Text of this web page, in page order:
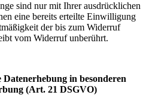
sind nur mit Ihrer ausdrücklichen
eine bereits erteilte Einwilligung
der bis zum Widerruf
vom Widerruf unberührt.
in besonderen
(Art. 21 DSGVO)